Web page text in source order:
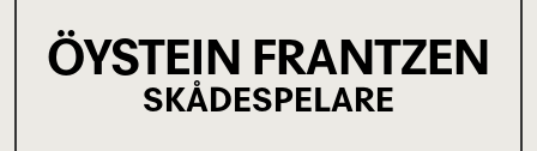
ÖYSTEIN FRANTZEN
SKÅDESPELARE